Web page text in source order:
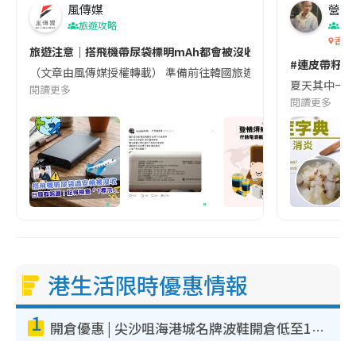
風傳媒
旅遊攻略
旅遊注意｜搭飛機帶尿袋標明mAh都會被沒收😱出發前切記檢查
（文章由風傳媒授權轉載） 準備前往韓國旅遊的民眾，近期要
閱讀更多
營養
香港
#連皮帶籽
夏天其中一
閱讀更多
港生活限時優惠情報
1 開倉優惠 | 尖沙咀海港城名牌波鞋開倉低至1折！On鞋$899起／Joy&Peace鞋履$98起